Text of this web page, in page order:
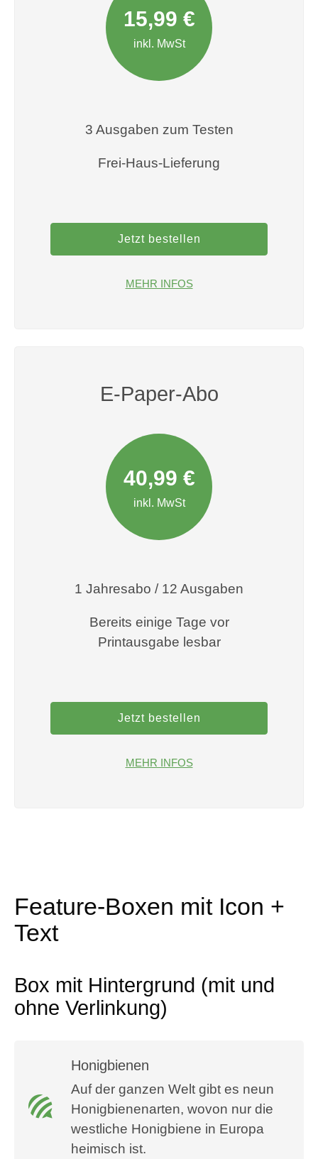
15,99 €
inkl. MwSt
3 Ausgaben zum Testen
Frei-Haus-Lieferung
Jetzt bestellen
MEHR INFOS
E-Paper-Abo
40,99 €
inkl. MwSt
1 Jahresabo / 12 Ausgaben
Bereits einige Tage vor
Printausgabe lesbar
Jetzt bestellen
MEHR INFOS
Feature-Boxen mit Icon +
Text
Box mit Hintergrund (mit und
ohne Verlinkung)
Honigbienen
Auf der ganzen Welt gibt es neun
Honigbienenarten, wovon nur die
westliche Honigbiene in Europa
heimisch ist.